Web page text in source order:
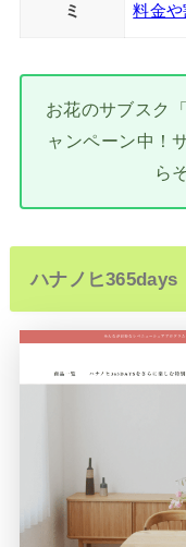
ミ
料金
お花のサブスク「
ャンペーン中！
ら
ハナノヒ365days